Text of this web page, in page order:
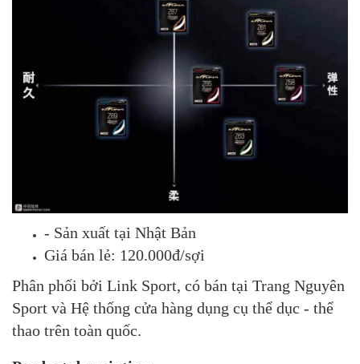
- Sản xuất tại Nhật Bản
Giá bán lẻ: 120.000đ/sợi
Phân phối bởi Link Sport, có bán tại Trang Nguyên
Sport và Hệ thống cửa hàng dụng cụ thể dục - thể
thao trên toàn quốc.